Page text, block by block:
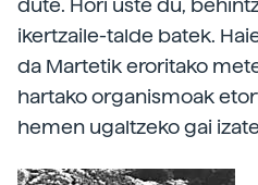
dute. Hori uste du,
ikertzaile-talde batek.
da Martetik eroritako
hartako organismoak
hemen ugaltzeko gai